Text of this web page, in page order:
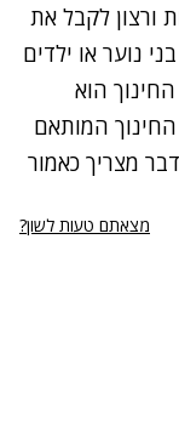
ורצון לקבל את
נוער או ילדים
הוא
המותאם
מצריך כאמור
מצאתם טעות לשון?